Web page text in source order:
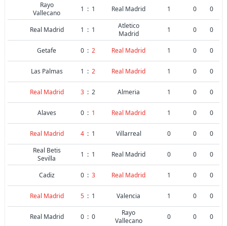
Rayo
Vallecano
1 : 1 Real Madrid 1 0 0
Real Madrid 1 : 1
Atletico
Madrid
1 0 0
Getafe 0 : 2 Real Madrid 1 0 0
Las Palmas 1 : 2 Real Madrid 1 0 0
Real Madrid 3 : 2 Almeria 1 0 0
Alaves 0 : 1 Real Madrid 1 0 0
Real Madrid 4 : 1 Villarreal 0 0
0
Real Betis
Sevilla
1 : 1 Real Madrid 0 0 0
Cadiz 0 : 3 Real Madrid 1 0 0
Real Madrid 5 : 1 Valencia 1 0 0
Real Madrid 0 : 0
Rayo
Vallecano
0 0 0